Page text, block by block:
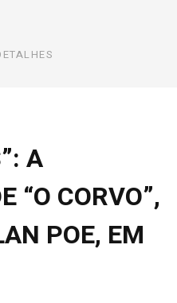
A
“O CORVO”,
POE, EM